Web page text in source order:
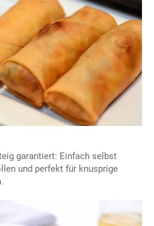
garantiert: Einfach selbst
und perfekt für knusprige